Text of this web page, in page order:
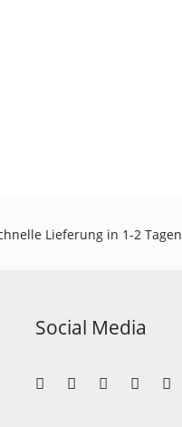
Lieferung in 1-2 Tagen
Social Media